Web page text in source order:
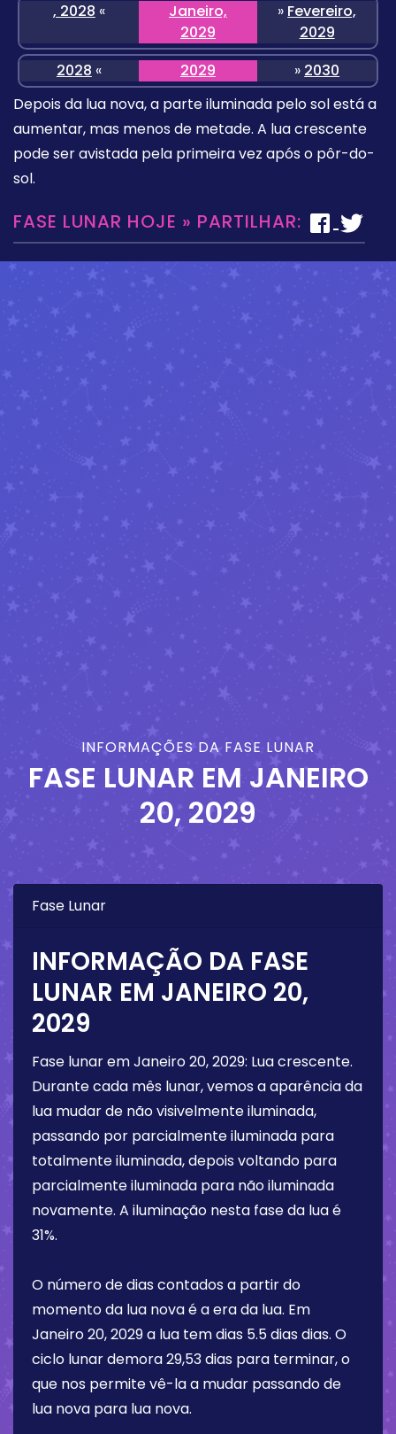
, 2028 «
Janeiro,
2029
» Fevereiro,
2029
2028 « 2029 » 2030
Depois da lua nova, a parte iluminada pelo sol está a
aumentar, mas menos de metade. A lua crescente
pode ser avistada pela primeira vez após o pôr-do-
sol.
FASE LUNAR HOJE » PARTILHAR:
INFORMAÇÕES DA FASE LUNAR
FASE LUNAR EM JANEIRO
20, 2029
Fase Lunar
INFORMAÇÃO DA FASE
LUNAR EM JANEIRO 20,
2029
Fase lunar emJaneiro 20, 2029: Lua crescente.
Durante cada mês lunar, vemos a aparência da
lua mudar de não visivelmente iluminada,
passando por parcialmente iluminada para
totalmente iluminada, depois voltando para
parcialmente iluminada para não iluminada
novamente. A iluminação nesta fase da lua é
31%.
O número de dias contados a partir do
momento da lua nova é a era da lua. Em
Janeiro 20, 2029a lua tem dias 5.5 dias dias. O
ciclo lunar demora 29,53 dias para terminar, o
que nos permite vê-la a mudar passando de
lua nova para lua nova.